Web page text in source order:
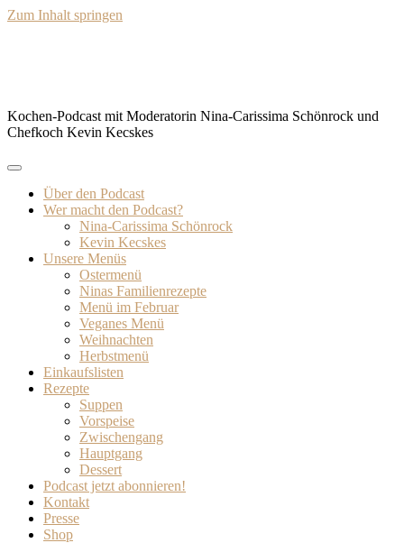
Zum Inhalt springen
Kochen-Podcast mit Moderatorin Nina-Carissima Schönrock und
Chefkoch Kevin Kecskes
Über den Podcast
Wer macht den Podcast?
Nina-Carissima Schönrock
Kevin Kecskes
Unsere Menüs
Ostermenü
Ninas Familienrezepte
Menü im Februar
Veganes Menü
Weihnachten
Herbstmenü
Einkaufslisten
Rezepte
Suppen
Vorspeise
Zwischengang
Hauptgang
Dessert
Podcast jetzt abonnieren!
Kontakt
Presse
Shop